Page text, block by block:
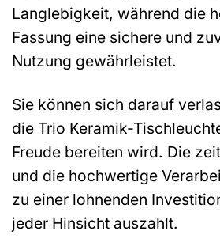
Langlebigkeit, während die
Fassung eine sichere und
Nutzung gewährleistet.
Sie können sich darauf
die Trio Keramik-
Freude bereiten wird. Die
und die hochwertige
zu einer lohnenden
jeder Hinsicht auszahlt.